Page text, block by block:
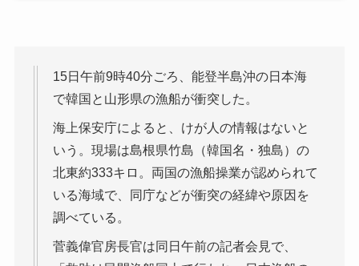
15日午前9時40分ごろ、能登半島沖の日本海
で韓国と山形県の漁船が衝突した。
海上保安庁によると、けが人の情報はないと
いう。現場は島根県竹島（韓国名・独島）の
北東約333キロ。両国の漁船操業が認められて
いる海域で、同庁などが衝突の経緯や原因を
調べている。
菅義偉官房長官は同日午前の記者会見で、